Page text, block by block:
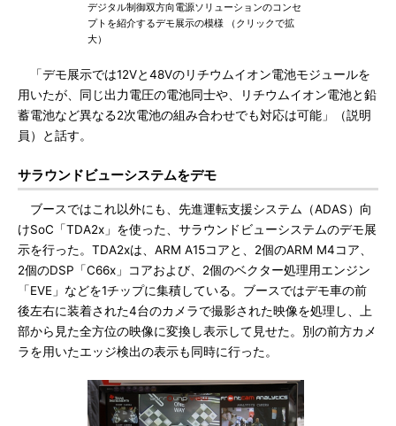
デジタル制御双方向電源ソリューションのコンセ
プトを紹介するデモ展示の模様 （クリックで拡
大）
「デモ展示では12Vと48Vのリチウムイオン電池モジュールを
用いたが、同じ出力電圧の電池同士や、リチウムイオン電池と鉛
蓄電池など異なる2次電池の組み合わせでも対応は可能」（説明
員）と話す。
サラウンドビューシステムをデモ
ブースではこれ以外にも、先進運転支援システム（ADAS）向
けSoC「TDA2x」を使った、サラウンドビューシステムのデモ展
示を行った。TDA2xは、ARM A15コアと、2個のARM M4コア、
2個のDSP「C66x」コアおよび、2個のベクター処理用エンジン
「EVE」などを1チップに集積している。ブースではデモ車の前
後左右に装着された4台のカメラで撮影された映像を処理し、上
部から見た全方位の映像に変換し表示して見せた。別の前方カメ
ラを用いたエッジ検出の表示も同時に行った。